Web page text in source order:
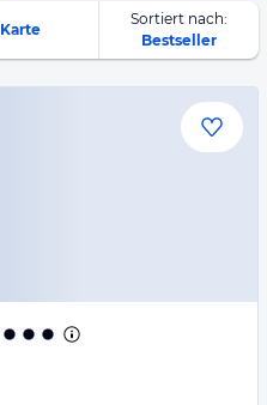
Karte
Sortiert nach:
Bestseller